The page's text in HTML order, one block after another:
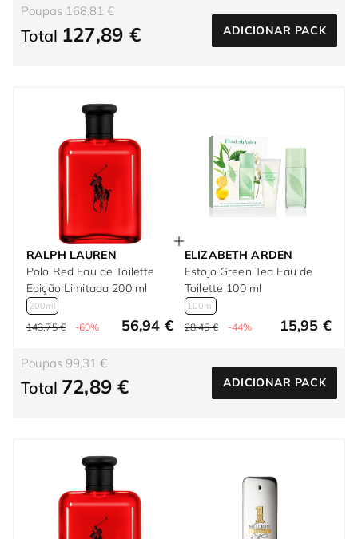
Poupas 168,81 €
Total 127,89 € ADICIONAR PACK
RALPH LAUREN
Polo Red Eau de Toilette
Edição Limitada 200 ml
200ml
143,75 € -60% 56,94 €
ELIZABETH ARDEN
Estojo Green Tea Eau de
Toilette 100 ml
100ml
28,45 € -44% 15,95 €
Poupas 99,31 €
Total 72,89 € ADICIONAR PACK